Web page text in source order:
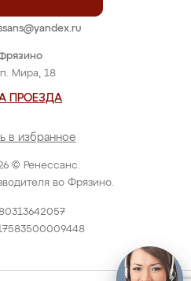
© Ренессанс.
во Фрязино.
Мира, 18
ПРОЕЗДА
в избранное